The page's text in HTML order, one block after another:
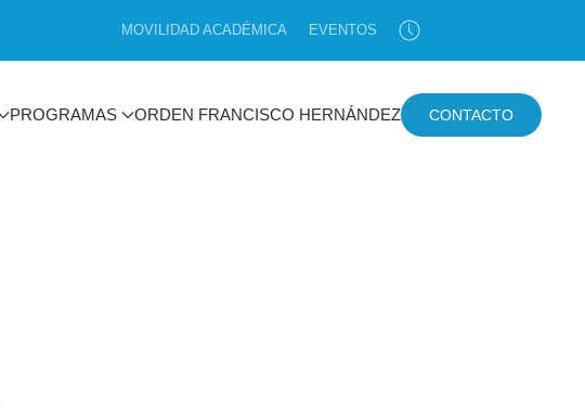
MOVILIDAD ACADÉMICA EVENTOS
PROGRAMAS ORDEN FRANCISCO HERNÁNDEZ CONTACTO